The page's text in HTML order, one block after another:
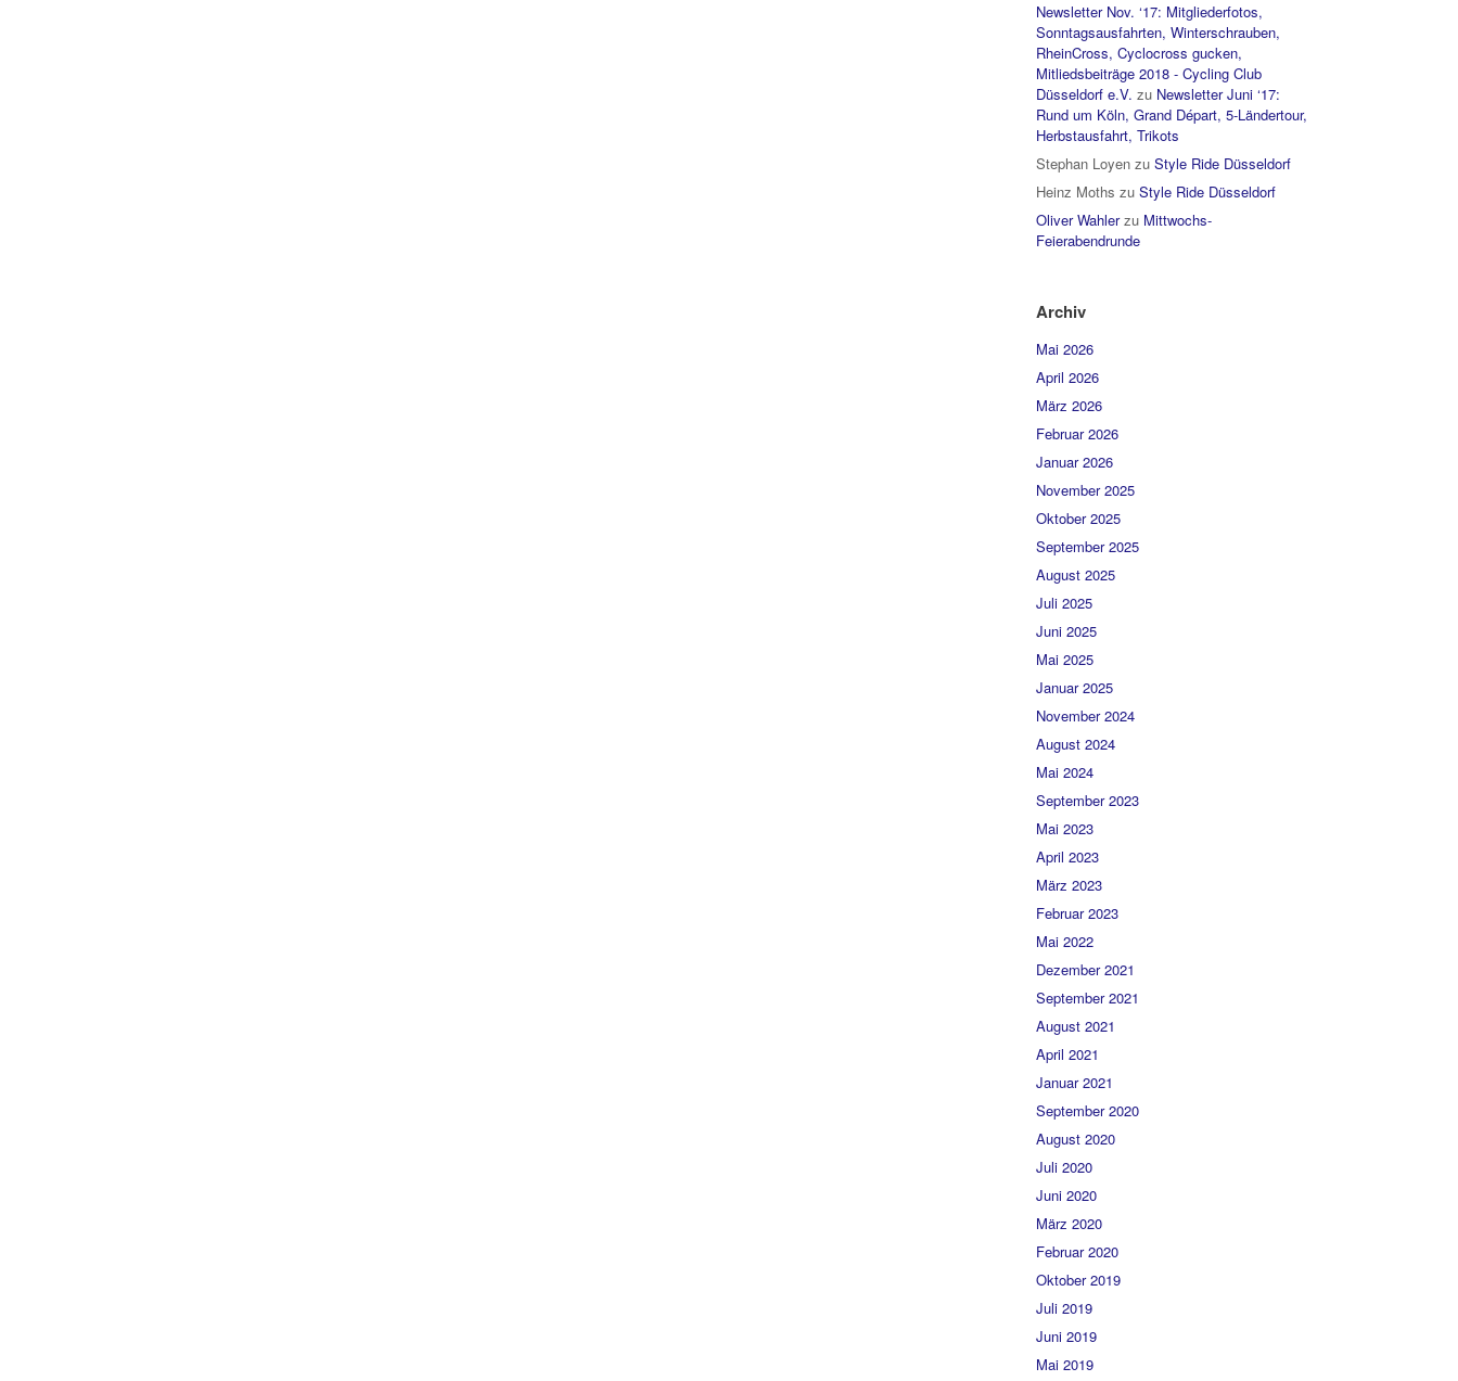
Newsletter Nov. ‘17: Mitgliederfotos,
Sonntagsausfahrten, Winterschrauben,
RheinCross, Cyclocross gucken,
Mitliedsbeiträge 2018 - Cycling Club
Düsseldorf e.V. zu Newsletter Juni ‘17:
Rund um Köln, Grand Départ, 5-Ländertour,
Herbstausfahrt, Trikots
Stephan Loyen zuStyle Ride Düsseldorf
Heinz Moths zuStyle Ride Düsseldorf
Oliver Wahlerzu Mittwochs-
Feierabendrunde
Archiv
Mai 2026
April 2026
März 2026
Februar 2026
Januar 2026
November 2025
Oktober 2025
September 2025
August 2025
Juli 2025
Juni 2025
Mai 2025
Januar 2025
November 2024
August 2024
Mai 2024
September 2023
Mai 2023
April 2023
März 2023
Februar 2023
Mai 2022
Dezember 2021
September 2021
August 2021
April 2021
Januar 2021
September 2020
August 2020
Juli 2020
Juni 2020
März 2020
Februar 2020
Oktober 2019
Juli 2019
Juni 2019
Mai 2019